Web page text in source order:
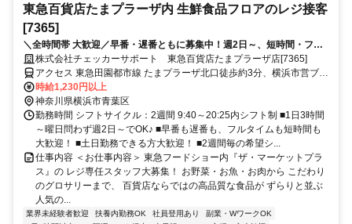
東急百貨店たまプラーザ内 生鮮食品フロアのレジ接客
[7365]
＼全時間帯 大歓迎／早番・遅番ともに募集中！週2日～、短時間・フル
タイム・WワークもOKです！学校や家庭との両立も応援します。土日勤
務できる方は特に歓迎♪
株式会社チェッカーサポート 東急百貨店たまプラーザ店[7365]
アクセス 東急田園都市線 たまプラーザ北口徒歩約3分、横浜市営ブル
ーライン あざみ野3番口徒歩約20分、東急田園都市線 あざみ野3番口
徒歩約20分
時給1,230円以上
神奈川県横浜市青葉区
勤務時間 シフトサイクル：2週間 9:40～20:25内シフト制 ■1日3時間
～曜日問わず週2日～でOK♪ ■早番も遅番も、フルタイムも短時間も
大歓迎！ ■土日勤務できる方大歓迎！ ■2週間毎の希望シ...
仕事内容 ＜お仕事内容＞ 東急フードショー内『ザ・マーケットプラ
ス』の レジ専任スタッフ大募集！ お野菜・お魚・お肉から こだわり
のグロサリーまで、 百貨店ならではの高品質な食品が ずらりと並ぶ
人気の...
業界未経験者歓迎 扶養内勤務OK 社員登用あり
副業・WワークOK